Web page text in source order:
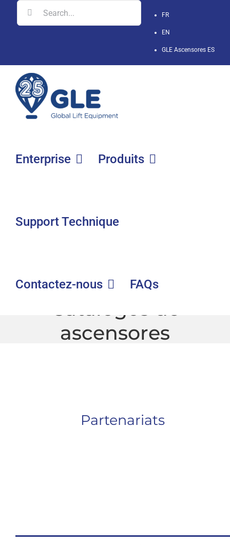
Skip
FR
EN
GLE Ascensores ES
Search
for:
Enterprise Produits
Support Technique
Contactez-nous FAQs
Catálogos de
ascensores
Partenariats